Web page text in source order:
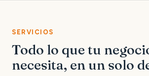
SERVICIOS
Todo lo que tu
necesita, en un solo